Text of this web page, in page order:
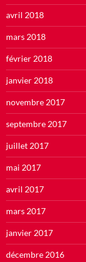
avril 2018
mars 2018
février 2018
janvier 2018
novembre 2017
septembre 2017
juillet 2017
mai 2017
avril 2017
mars 2017
janvier 2017
décembre 2016